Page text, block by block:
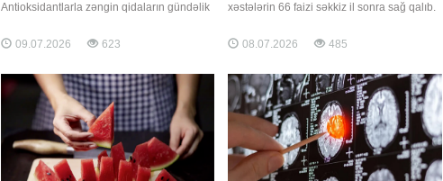
Antioksidantlarla zəngin qidaların gündəlik
hüceyrələri zədələnmədən qorumağa və
xroniki xəstəliklərin inkişaf riskini aşağı
"Verywell Health"
09.07.2026 623
xəstələrin 66 faizi səkkiz il sonra sağ qalıb.
yaranmasının qarşısını almaqdır. Beyin
şişlərinin müalicəsi çətindir, çünki onların
hallarda mümkün olur. Xəstələr
08.07.2026 485